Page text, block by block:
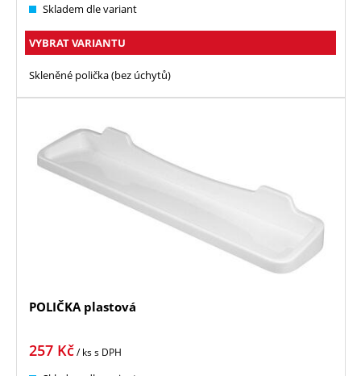
Skladem dle variant
VYBRAT VARIANTU
Skleněné polička (bez úchytů)
POLIČKA plastová
257 Kč/ kss DPH